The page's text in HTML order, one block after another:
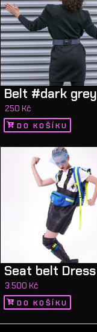
Belt #dark grey
250 Kč
DO KOŠÍKU
Seat belt Dress
3.500 Kč
DO KOŠÍKU